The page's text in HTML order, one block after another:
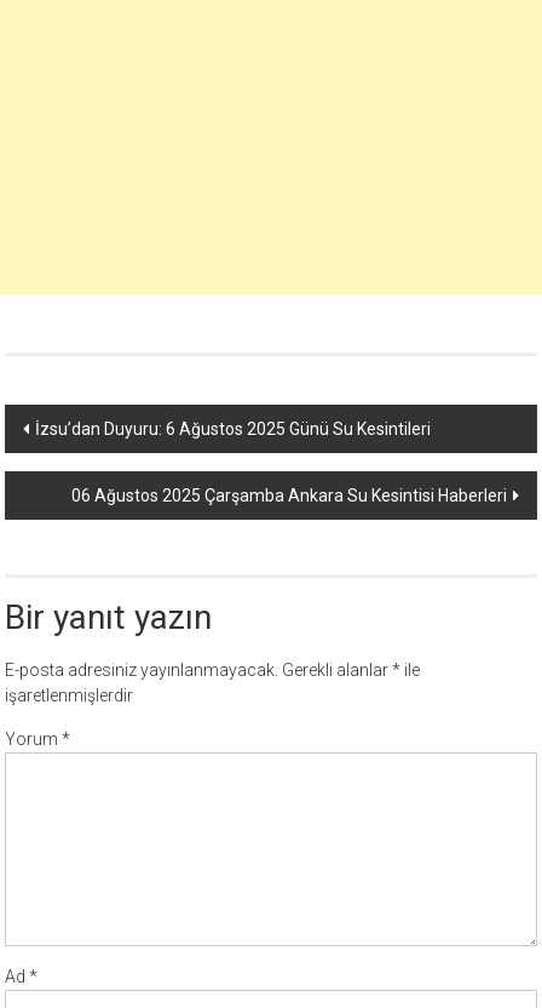
Yazı
dolaşımı
İzsu’dan Duyuru: 6 Ağustos 2025 Günü Su Kesintileri
06 Ağustos 2025 Çarşamba Ankara Su Kesintisi Haberleri
Bir yanıt yazın
E-posta adresiniz yayınlanmayacak. Gerekli alanlar* ile
işaretlenmişlerdir
Yorum*
Ad*